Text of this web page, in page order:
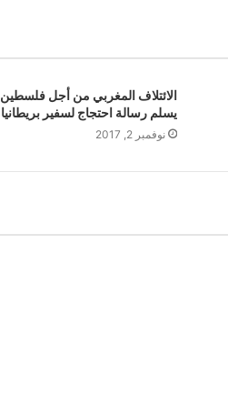
الائتلاف المغربي من أجل فلسطين
يسلم رسالة احتجاج لسفير بريطانيا
نوفمبر 2, 2017